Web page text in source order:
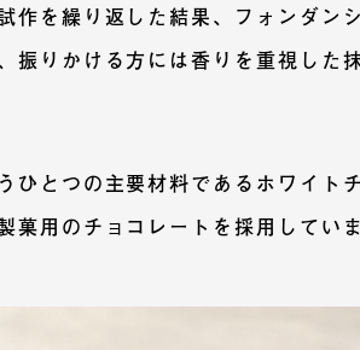
作を繰り返した結果、フォンダン
振りかける方には香りを重視した
ひとつの主要材料であるホワイト
用のチョコレートを採用していま